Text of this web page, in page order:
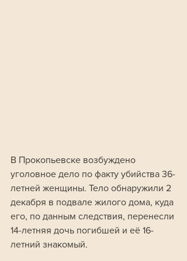
В Прокопьевске возбуждено
уголовное дело по факту убийства 36-
летней женщины. Тело обнаружили 2
декабря в подвале жилого дома, куда
его, по данным следствия, перенесли
14-летняя дочь погибшей и её 16-
летний знакомый.